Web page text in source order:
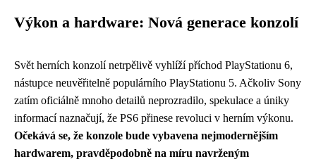
Výkon a hardware: Nová generace konzolí
Svět herních konzolí netrpělivě vyhlíží příchod PlayStationu 6,
nástupce neuvěřitelně populárního PlayStationu 5. Ačkoliv Sony
zatím oficiálně mnoho detailů neprozradilo, spekulace a úniky
informací naznačují, že PS6 přinese revoluci v herním výkonu.
Očekává se, že konzole bude vybavena nejmodernějším
hardwarem, pravděpodobně na míru navrženým